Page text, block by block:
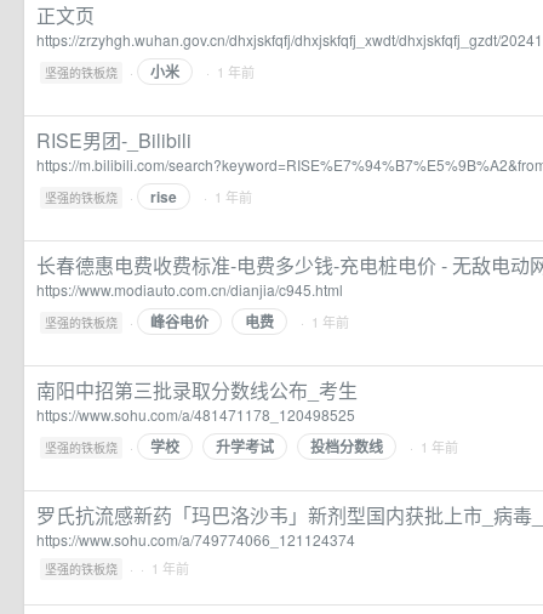
正文页
https://zrzyhgh.wuhan.gov.cn/dhxjskfqfj/dhxjskfqfj_xwdt/dhxjskfqfj_gzdt/
坚强的铁板烧 · 小米 · 1 年前
RISE男团-_Bilibili
https://m.bilibili.com/
坚强的铁板烧 · rise · 1 年前
长春德惠电费收费标准-电费多少钱-充电桩电价 - 无敌电动
https://www.modiauto.com.cn/dianjia/c945.html
坚强的铁板烧 · 峰谷电价 电费 · 1 年前
南阳中招第三批录取分数线公布_考生
https://www.sohu.com/a/481471178_120498525
坚强的铁板烧 · 学校 升学考试 投档分数线 · 1 年前
罗氏抗流感新药「玛巴洛沙韦」新剂型国内获批上市_病毒
https://www.sohu.com/a/749774066_121124374
坚强的铁板烧 · · 1 年前